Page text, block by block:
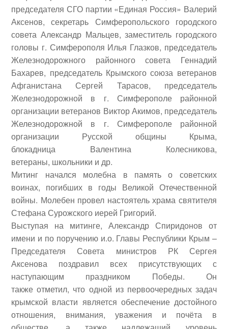
председателя СГО партии «Единая Россия» Валерий
Аксенов, секретарь Симферопольского городского
совета Александр Мальцев, заместитель городского
головы г. Симферополя Илья Глазков, председатель
Железнодорожного районного совета Геннадий
Бахарев, председатель Крымского союза ветеранов
АфганистанаСергей Тарасов, председатель
Железнодорожной в г. Симферополе районной
организации ветеранов Виктор Акимов, председатель
Железнодорожной в г. Симферополе районной
организации Русской общины Крыма,
блокадница Валентина Колесникова,
ветераны, школьники и др.
Митинг начался молебна в память о советских
воинах, погибших в годы Великой Отечественной
войны. Молебен провел настоятель храма святителя
Стефана Сурожского иерей Григорий.
Выступая на митинге, Александр Спиридонов от
имени и по поручению и.о. Главы Республики Крым –
Председателя Совета министров РК Сергея
Аксенова поздравил всех присутствующих с
наступающим праздником Победы. Он
также отметил, что одной из первоочередных задач
крымской власти является обеспечение достойного
отношения, внимания, уважения и почёта в